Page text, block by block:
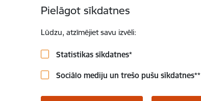
Pielāgot sīkdatnes
Lūdzu, atzīmējiet savu izvēli:
Statistikas sīkdatnes*
Sociālo mediju un trešo pušu sīkdatnes**